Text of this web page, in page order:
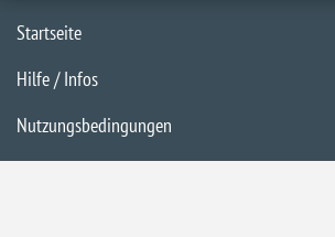
Startseite
Hilfe / Infos
Nutzungsbedingungen